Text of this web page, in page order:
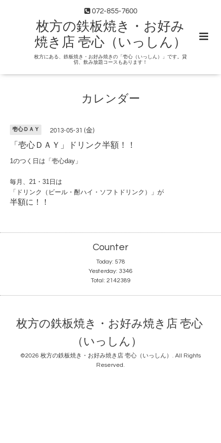
072-855-7600
枚方の鉄板焼き・お好み
焼き店 壱心（いっしん）
枚方にある、鉄板焼き・お好み焼きの「壱心（いっしん）」です。貸
切、飲み放題コースもあります！
カレンダー
壱心ＤＡＹ 2013-05-31 (金)
「壱心ＤＡＹ」ドリンク半額！！
1のつく日は「壱心day」
毎月、21・31日は
「ドリンク（ビール・酎ハイ・ソフトドリンク）」が
半額に！！
Counter
Today: 578
Yesterday: 3346
Total: 2142389
枚方の鉄板焼き・お好み焼き店 壱心
（いっしん）
©2026 枚方の鉄板焼き・お好み焼き店 壱心（いっしん） . All Rights
Reserved.